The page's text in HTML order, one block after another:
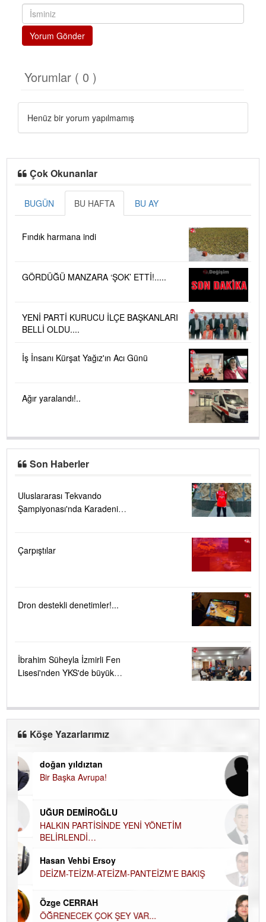
Yorum Gönder
Yorumlar ( 0 )
Henüz bir yorum yapılmamış
Çok Okunanlar
BUGÜN BU HAFTA BU AY
Fındık harmana indi
GÖRDÜĞÜ MANZARA ‘ŞOK’ ETTİ!.....
YENİ PARTİ KURUCU İLÇE BAŞKANLARI
BELLİ OLDU....
İş İnsanı Kürşat Yağız'ın Acı Günü
Ağır yaralandı!..
Son Haberler
Uluslararası Tekvando
Şampiyonası'nda Karadeniz
Çarpıştılar
Dron destekli denetimler!...
İbrahim Süheyla İzmirli Fen
Lisesi'nden YKS'de büyük
Köşe Yazarlarımız
doğan yıldıztan
Bir Başka Avrupa!
UĞUR DEMİROĞLU
HALKIN PARTİSİNDE YENİ YÖNETİM
BELİRLENDİ…
Hasan Vehbi Ersoy
DEİZM-TEİZM-ATEİZM-PANTEİZM’E BAKIŞ
Özge CERRAH
ÖĞRENECEK ÇOK ŞEY VAR...